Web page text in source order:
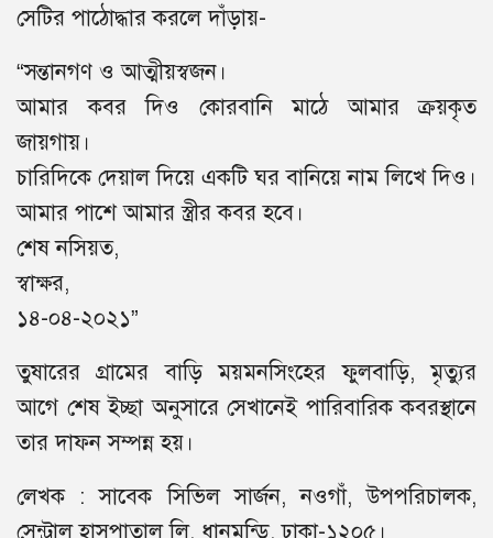
সেটির পাঠোদ্ধার করলে দাঁড়ায়-
“সন্তানগণ ও আত্মীয়স্বজন।
আমার কবর দিও কোরবানি মাঠে আমার ক্রয়কৃত
জায়গায়।
চারিদিকে দেয়াল দিয়ে একটি ঘর বানিয়ে নাম লিখে দিও।
আমার পাশে আমার স্ত্রীর কবর হবে।
শেষ নসিয়ত,
স্বাক্ষর,
১৪-০৪-২০২১”
তুষারের গ্রামের বাড়ি ময়মনসিংহের ফুলবাড়ি, মৃত্যুর
আগে শেষ ইচ্ছা অনুসারে সেখানেই পারিবারিক কবরস্থানে
তার দাফন সম্পন্ন হয়।
লেখক : সাবেক সিভিল সার্জন, নওগাঁ, উপপরিচালক,
সেন্ট্রাল হাসপাতাল লি. ধানমন্ডি, ঢাকা-১২০৫।